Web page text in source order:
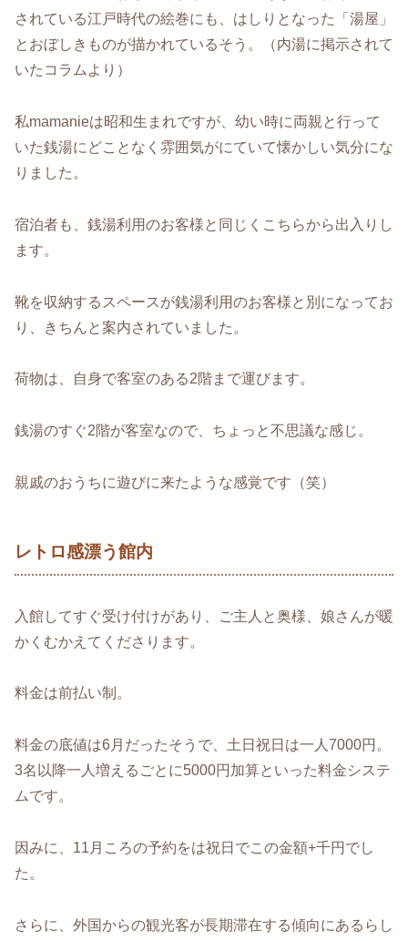
されている江戸時代の絵巻にも、はしりとなった「湯屋」
とおぼしきものが描かれているそう。（内湯に掲示されて
いたコラムより）
私mamanieは昭和生まれですが、幼い時に両親と行って
いた銭湯にどことなく雰囲気がにていて懐かしい気分にな
りました。
宿泊者も、銭湯利用のお客様と同じくこちらから出入りし
ます。
靴を収納するスペースが銭湯利用のお客様と別になってお
り、きちんと案内されていました。
荷物は、自身で客室のある2階まで運びます。
銭湯のすぐ2階が客室なので、ちょっと不思議な感じ。
親戚のおうちに遊びに来たような感覚です（笑）
レトロ感漂う館内
入館してすぐ受け付けがあり、ご主人と奥様、娘さんが暖
かくむかえてくださります。
料金は前払い制。
料金の底値は6月だったそうで、土日祝日は一人7000円。
3名以降一人増えるごとに5000円加算といった料金システ
ムです。
因みに、11月ころの予約をは祝日でこの金額+千円でし
た。
さらに、外国からの観光客が長期滞在する傾向にあるらし